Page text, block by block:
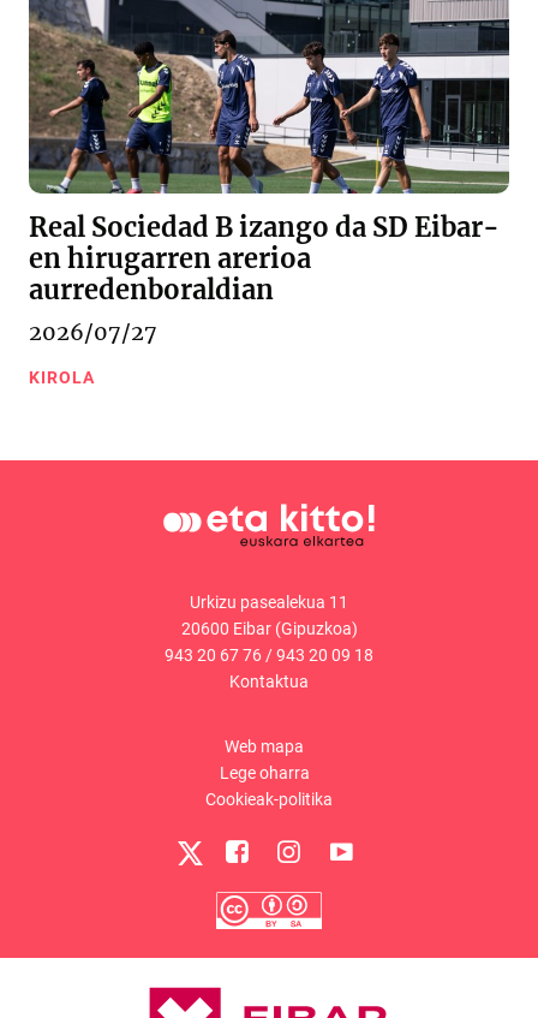
Real Sociedad B izango da SD Eibar-
en hirugarren arerioa
aurredenboraldian
2026/07/27
KIROLA
Urkizu pasealekua 11
20600 Eibar (Gipuzkoa)
943 20 67 76 /943 20 09 18
Kontaktua
Web mapa
Lege oharra
Cookieak-politika